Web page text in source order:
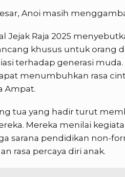
Anoi masih
Jejak Raja 2025
khusus untuk orang
terhadap generasi
menumbuhkan rasa
Ampat.
tua yang hadir turut
Mereka menilai
sarana pendidikan non-
rasa percaya diri anak.